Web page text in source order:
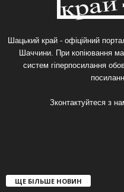
Шацький край - офіційний
Шаччини. При копіювання
систем гіперпосилання
Зконтактуйтеся з
ЩЕ БІЛЬШЕ НОВИН